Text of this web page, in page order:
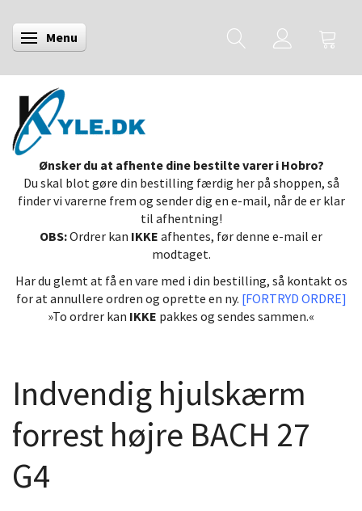
Skifte navigation
Menu
Ønsker du at afhente dine bestilte varer i Hobro?
Du skal blot gøre din bestilling færdig her på shoppen, så
finder vi varerne frem og sender dig en e-mail, når de er klar
til afhentning!
OBS:Ordrer kan IKKE afhentes, før denne e-mail er
modtaget.
Har du glemt at få en vare med i din bestilling, så kontakt os
for at annullere ordren og oprette en ny. [FORTRYD ORDRE]
»To ordrer kan IKKE pakkes og sendes sammen.«
Indvendig hjulskærm
forrest højre BACH 27
G4